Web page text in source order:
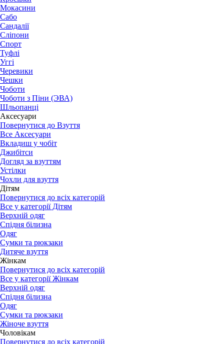
Мокасини
Сабо
Сандалії
Сліпони
Спорт
Туфлі
Уггі
Черевики
Чешки
Чоботи
Чоботи з Піни (ЭВА)
Шльопанці
Аксесуари
Повернутися до Взуття
Все Аксесуари
Вкладиш у чобіт
Джибітси
Догляд за взуттям
Устілки
Чохли для взуття
Дітям
Повернутися до всіх категорій
Все у категорії Дітям
Верхній одяг
Спідня білизна
Одяг
Сумки та рюкзаки
Дитяче взуття
Жінкам
Повернутися до всіх категорій
Все у категорії Жінкам
Верхній одяг
Спідня білизна
Одяг
Сумки та рюкзаки
Жіноче взуття
Чоловікам
Повернутися до всіх категорій